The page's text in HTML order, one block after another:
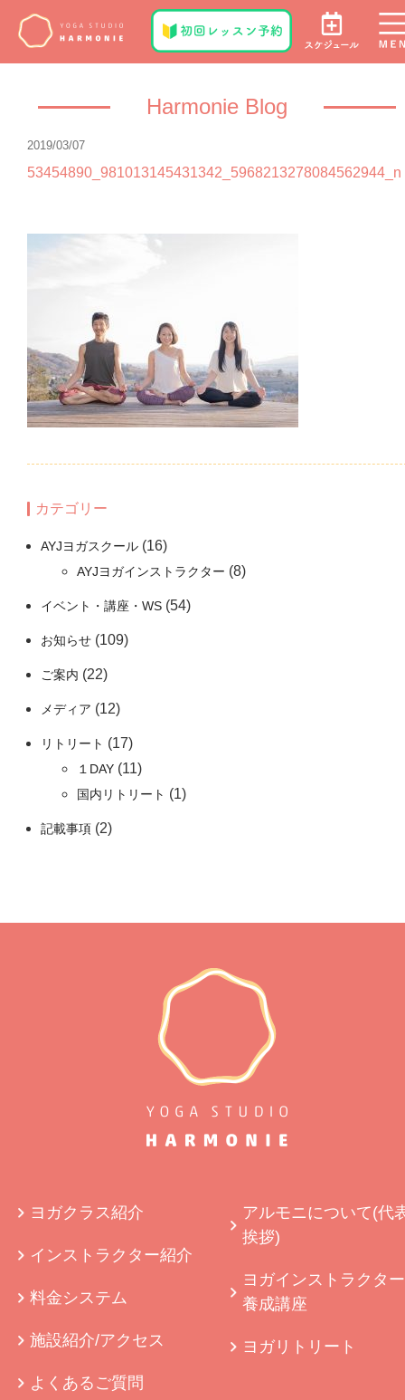
Harmonie Blog
2019/03/07
53454890_981013145431342_5968213278084562944_n
カテゴリー
AYJヨガスクール (16)
AYJヨガインストラクター (8)
イベント・講座・WS (54)
お知らせ (109)
ご案内 (22)
メディア (12)
リトリート (17)
１DAY (11)
国内リトリート (1)
記載事項 (2)
ヨガクラス紹介
インストラクター紹介
料金システム
施設紹介/アクセス
よくあるご質問
アルモニについて(代
挨拶)
ヨガインストラクター
養成講座
ヨガリトリート